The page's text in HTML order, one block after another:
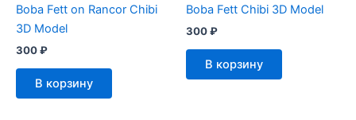
Boba Fett on Rancor Chibi
3D Model
300₽
В корзину
Boba Fett Chibi 3D Model
300₽
В корзину